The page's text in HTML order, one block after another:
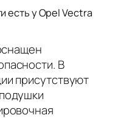
есть у Opel Vectra
В
присутствуют